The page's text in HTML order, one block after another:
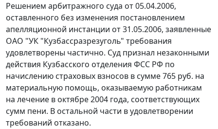
Решением арбитражного суда от 05.04.2006,
оставленного без изменения постановлением
апелляционной инстанции от 31.05.2006, заявленные
ОАО "УК "Кузбассразрезуголь" требования
удовлетворены частично. Суд признал незаконными
действия Кузбасского отделения ФСС РФ по
начислению страховых взносов в сумме 765 руб. на
материальную помощь, оказываемую работникам
на лечение в октябре 2004 года, соответствующих
сумм пени. В остальной части в удовлетворении
требований отказано.